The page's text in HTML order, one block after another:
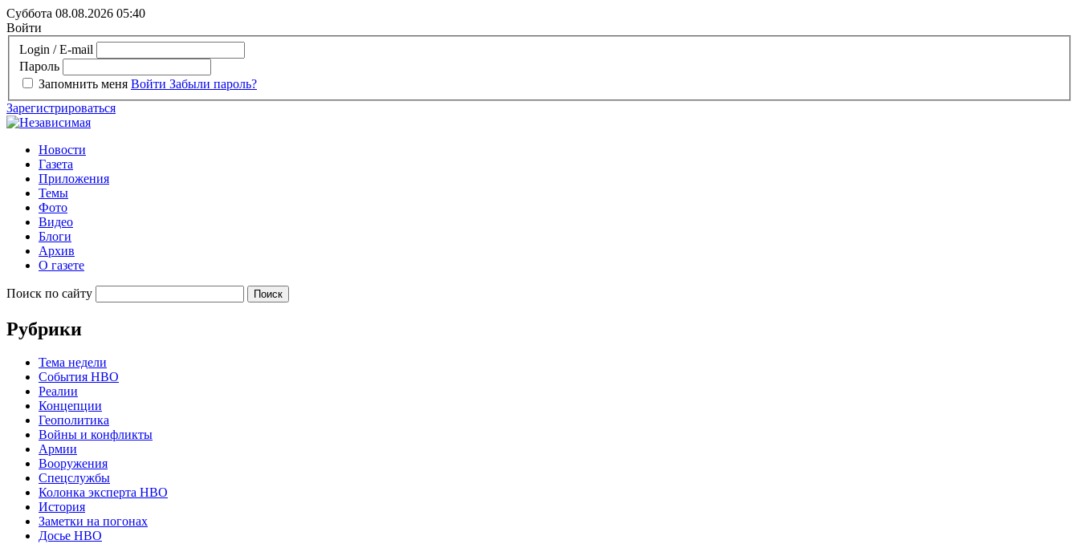
Суббота 08.08.2026 05:40
Войти
Login / E-mail
Пароль
Запомнить меня Войти Забыли пароль?
Зарегистрироваться
Новости
Газета
Приложения
Темы
Фото
Видео
Блоги
Архив
О газете
Поиск по сайту
Рубрики
Тема недели
События НВО
Реалии
Концепции
Геополитика
Войны и конфликты
Армии
Вооружения
Спецслужбы
Колонка эксперта НВО
История
Заметки на погонах
Досье НВО